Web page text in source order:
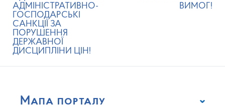
АДМІНІСТРАТИВНО-
ГОСПОДАРСЬКІ
САНКЦІЇ ЗА
ПОРУШЕННЯ
ДЕРЖАВНОЇ
ДИСЦИПЛІНИ ЦІН!
ВИМОГ!
Мапа порталу